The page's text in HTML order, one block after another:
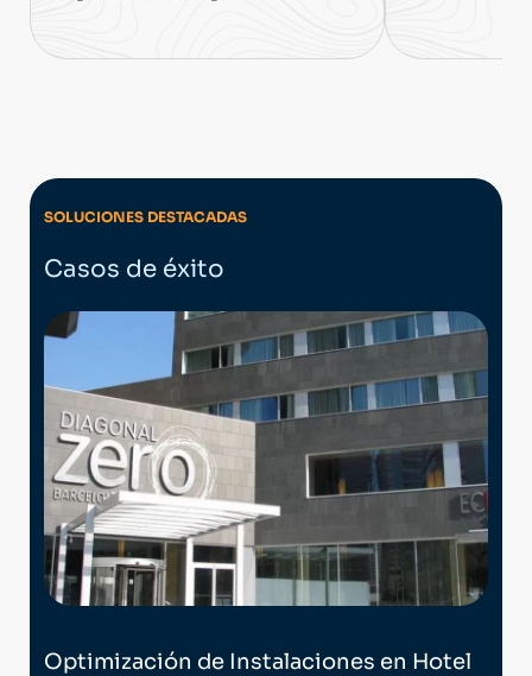
SOLUCIONES DESTACADAS
Casos de éxito
Optimización de Instalaciones en Hotel